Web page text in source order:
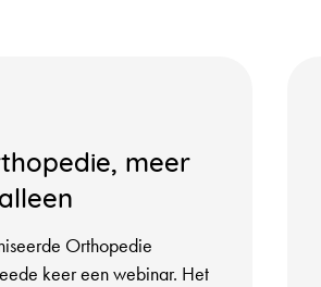
meer
Orthopedie
keer een webinar. Het